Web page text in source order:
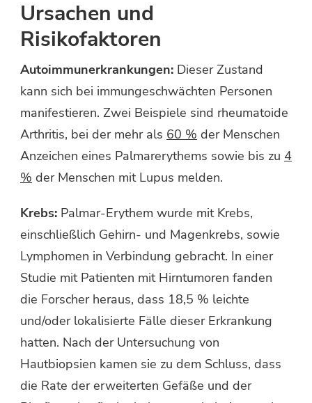
Ursachen und
Risikofaktoren
Autoimmunerkrankungen: Dieser Zustand
kann sich bei immungeschwächten Personen
manifestieren. Zwei Beispiele sind rheumatoide
Arthritis, bei der mehr als 60 % der Menschen
Anzeichen eines Palmarerythems sowie bis zu 4
% der Menschen mit Lupus melden.
Krebs: Palmar-Erythem wurde mit Krebs,
einschließlich Gehirn- und Magenkrebs, sowie
Lymphomen in Verbindung gebracht. In einer
Studie mit Patienten mit Hirntumoren fanden
die Forscher heraus, dass 18,5 % leichte
und/oder lokalisierte Fälle dieser Erkrankung
hatten. Nach der Untersuchung von
Hautbiopsien kamen sie zu dem Schluss, dass
die Rate der erweiterten Gefäße und der